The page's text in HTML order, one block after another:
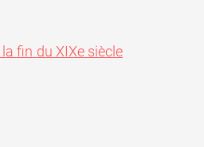
fin du XIXe siècle